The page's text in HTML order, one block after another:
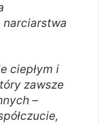
ciepłym i
zawsze
–